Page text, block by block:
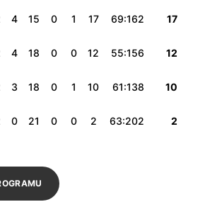
4 15 0 1 17 69:162 17
4 18 0 0 12 55:156 12
3 18 0 1 10 61:138 10
0 21 0 0 2 63:202 2